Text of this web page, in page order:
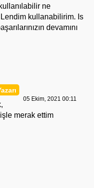
ne
kullanabilirim. Is
devamını
05 Ekim, 2021 00:11
merak ettim